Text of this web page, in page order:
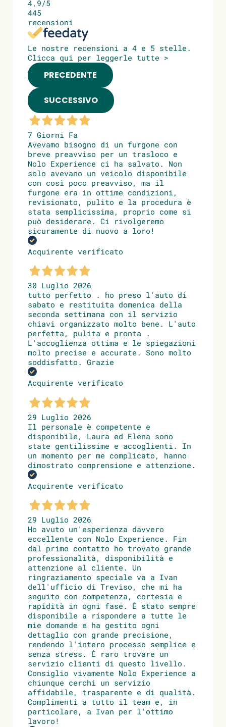
4,9/5
445
recensioni
Le nostre recensioni a 4 e 5 stelle.
Clicca qui per leggerle tutte >
PRECEDENTE
SUCCESSIVO
7 Giorni Fa
Avevamo bisogno di un furgone con
breve preavviso per un trasloco e
Nolo Experience ci ha salvato. Non
solo avevano un veicolo disponibile
con così poco preavviso, ma il
furgone era in ottime condizioni,
revisionato, pulito e la procedura è
stata semplicissima, proprio come si
può desiderare. Ci rivolgeremo
sicuramente di nuovo a loro!
Acquirente verificato
30 Luglio 2026
tutto perfetto . ho preso l'auto di
sabato e restituita domenica della
seconda settimana con il servizio
chiavi organizzato molto bene. L'auto
perfetta, pulita e pronta .
L'accoglienza ottima e le spiegazioni
molto precise e accurate. Sono molto
soddisfatto. Grazie
Acquirente verificato
29 Luglio 2026
Il personale è competente e
disponibile, Laura ed Elena sono
state gentilissime e accoglienti. In
un momento per me complicato, hanno
dimostrato comprensione e attenzione.
Acquirente verificato
29 Luglio 2026
Ho avuto un'esperienza davvero
eccellente con Nolo Experience. Fin
dal primo contatto ho trovato grande
professionalità, disponibilità e
attenzione al cliente. Un
ringraziamento speciale va a Ivan
dell'ufficio di Treviso, che mi ha
seguito con competenza, cortesia e
rapidità in ogni fase. È stato sempre
disponibile a rispondere a tutte le
mie domande e ha gestito ogni
dettaglio con grande precisione,
rendendo l'intero processo semplice e
senza stress. È raro trovare un
servizio clienti di questo livello.
Consiglio vivamente Nolo Experience a
chiunque cerchi un servizio
affidabile, trasparente e di qualità.
Complimenti a tutto il team e, in
particolare, a Ivan per l'ottimo
lavoro!